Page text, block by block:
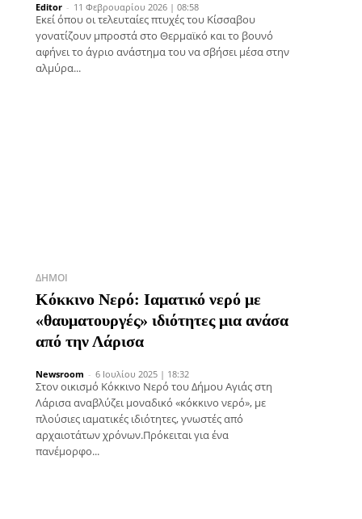
Editor - 11 Φεβρουαρίου 2026 | 08:58
Εκεί όπου οι τελευταίες πτυχές του Κίσσαβου
γονατίζουν μπροστά στο Θερμαϊκό και το βουνό
αφήνει το άγριο ανάστημα του να σβήσει μέσα στην
αλμύρα...
ΔΉΜΟΙ
Κόκκινο Νερό: Ιαματικό νερό με
«θαυματουργές» ιδιότητες μια ανάσα
από την Λάρισα
Newsroom - 6 Ιουλίου 2025 | 18:32
Στον οικισμό Κόκκινο Νερό του Δήμου Αγιάς στη
Λάρισα αναβλύζει μοναδικό «κόκκινο νερό», με
πλούσιες ιαματικές ιδιότητες, γνωστές από
αρχαιοτάτων χρόνων.Πρόκειται για ένα
πανέμορφο...